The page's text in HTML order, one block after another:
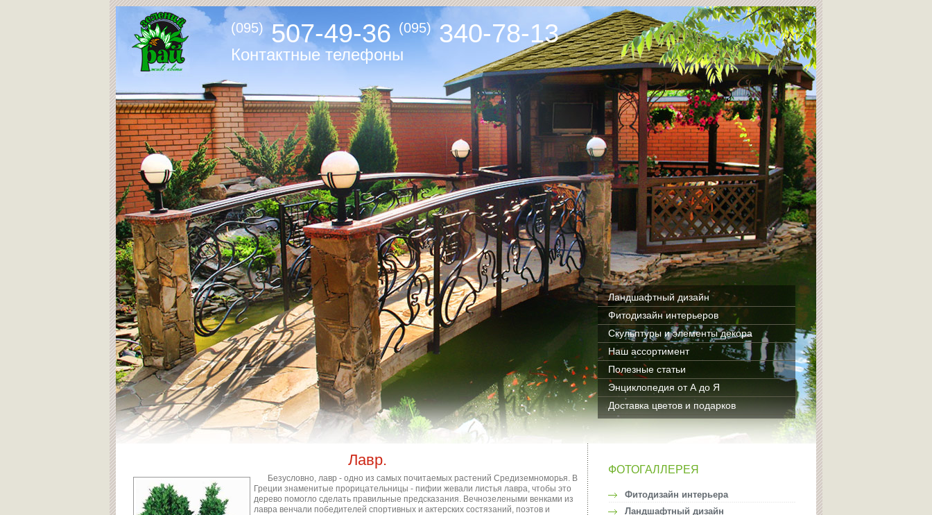
(095) 507-49-36 (095) 340-78-13
Контактные телефоны
Ландшафтный дизайн
Фитодизайн интерьеров
Скульптуры и элементы декора
Наш ассортимент
Полезные статьи
Энциклопедия от А до Я
Доставка цветов и подарков
Лавр.
Безусловно, лавр - одно из самых почитаемых растений Средиземноморья. В
Греции знаменитые прорицательницы - пифии жевали листья лавра, чтобы это
дерево помогло сделать правильные предсказания. Вечнозелеными венками из
лавра венчали победителей спортивных и актерских состязаний, поэтов и
ФОТОГАЛЛЕРЕЯ
Фитодизайн интерьера
Ландшафтный дизайн